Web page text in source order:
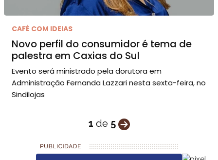
CAFÉ COM IDEIAS
Novo perfil do consumidor é tema de
palestra em Caxias do Sul
Evento será ministrado pela dorutora em
Administração Fernanda Lazzari nesta sexta-feira, no
Sindilojas
1 de 5